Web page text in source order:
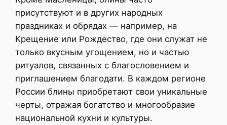
присутствуют и в других народных
праздниках и обрядах — например, на
Крещение или Рождество, где они служат не
только вкусным угощением, но и частью
ритуалов, связанных с благословением и
приглашением благодати. В каждом регионе
России блины приобретают свои уникальные
черты, отражая богатство и многообразие
национальной кухни и культуры.